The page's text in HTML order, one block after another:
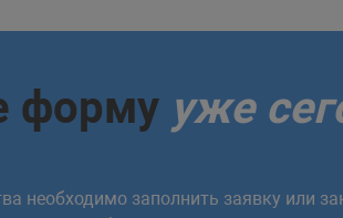
форму уже
необходимо заполнить заявку или